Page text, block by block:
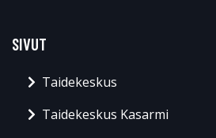
SIVUT
Taidekeskus
Taidekeskus Kasarmi